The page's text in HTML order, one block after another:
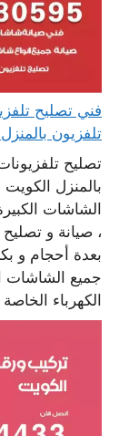
تلفزيون
تصليح
بالمنزل
الشاشات
، صيانة و
بعدة أحجام و
جميع الشاشات
الكهرباء